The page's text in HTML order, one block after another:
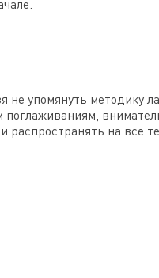
не упомянуть методику
поглаживаниям,
распространять на все